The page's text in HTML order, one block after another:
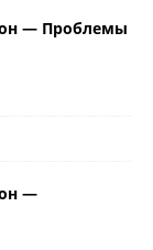
— Проблемы
—